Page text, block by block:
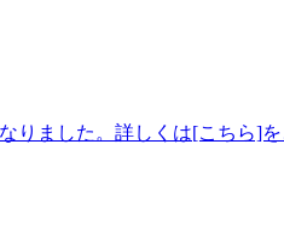
りました。詳しくは[こちら]を